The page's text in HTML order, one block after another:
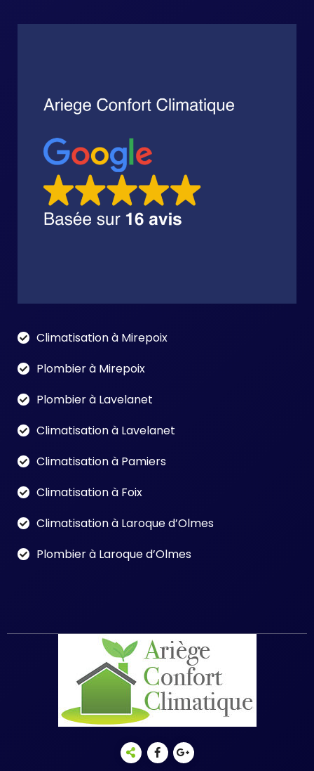
Climatisation à Mirepoix
Plombier à Mirepoix
Plombier à Lavelanet
Climatisation à Lavelanet
Climatisation à Pamiers
Climatisation à Foix
Climatisation à Laroque d’Olmes
Plombier à Laroque d’Olmes